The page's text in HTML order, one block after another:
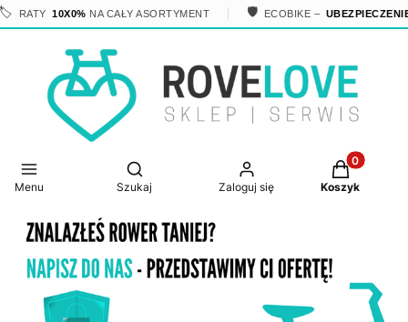
RATY 10X0%NA CAŁY ASORTYMENT ECOBIKE – UBEZPIECZENIE
Menu
Otwórz wyszukiwarkę
Szukaj Zaloguj się
Produkty
Koszyk